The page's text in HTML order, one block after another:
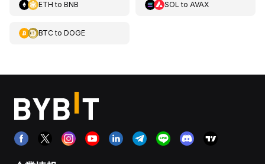
ETH to BNB SOL to AVAX
BTCto DOGE